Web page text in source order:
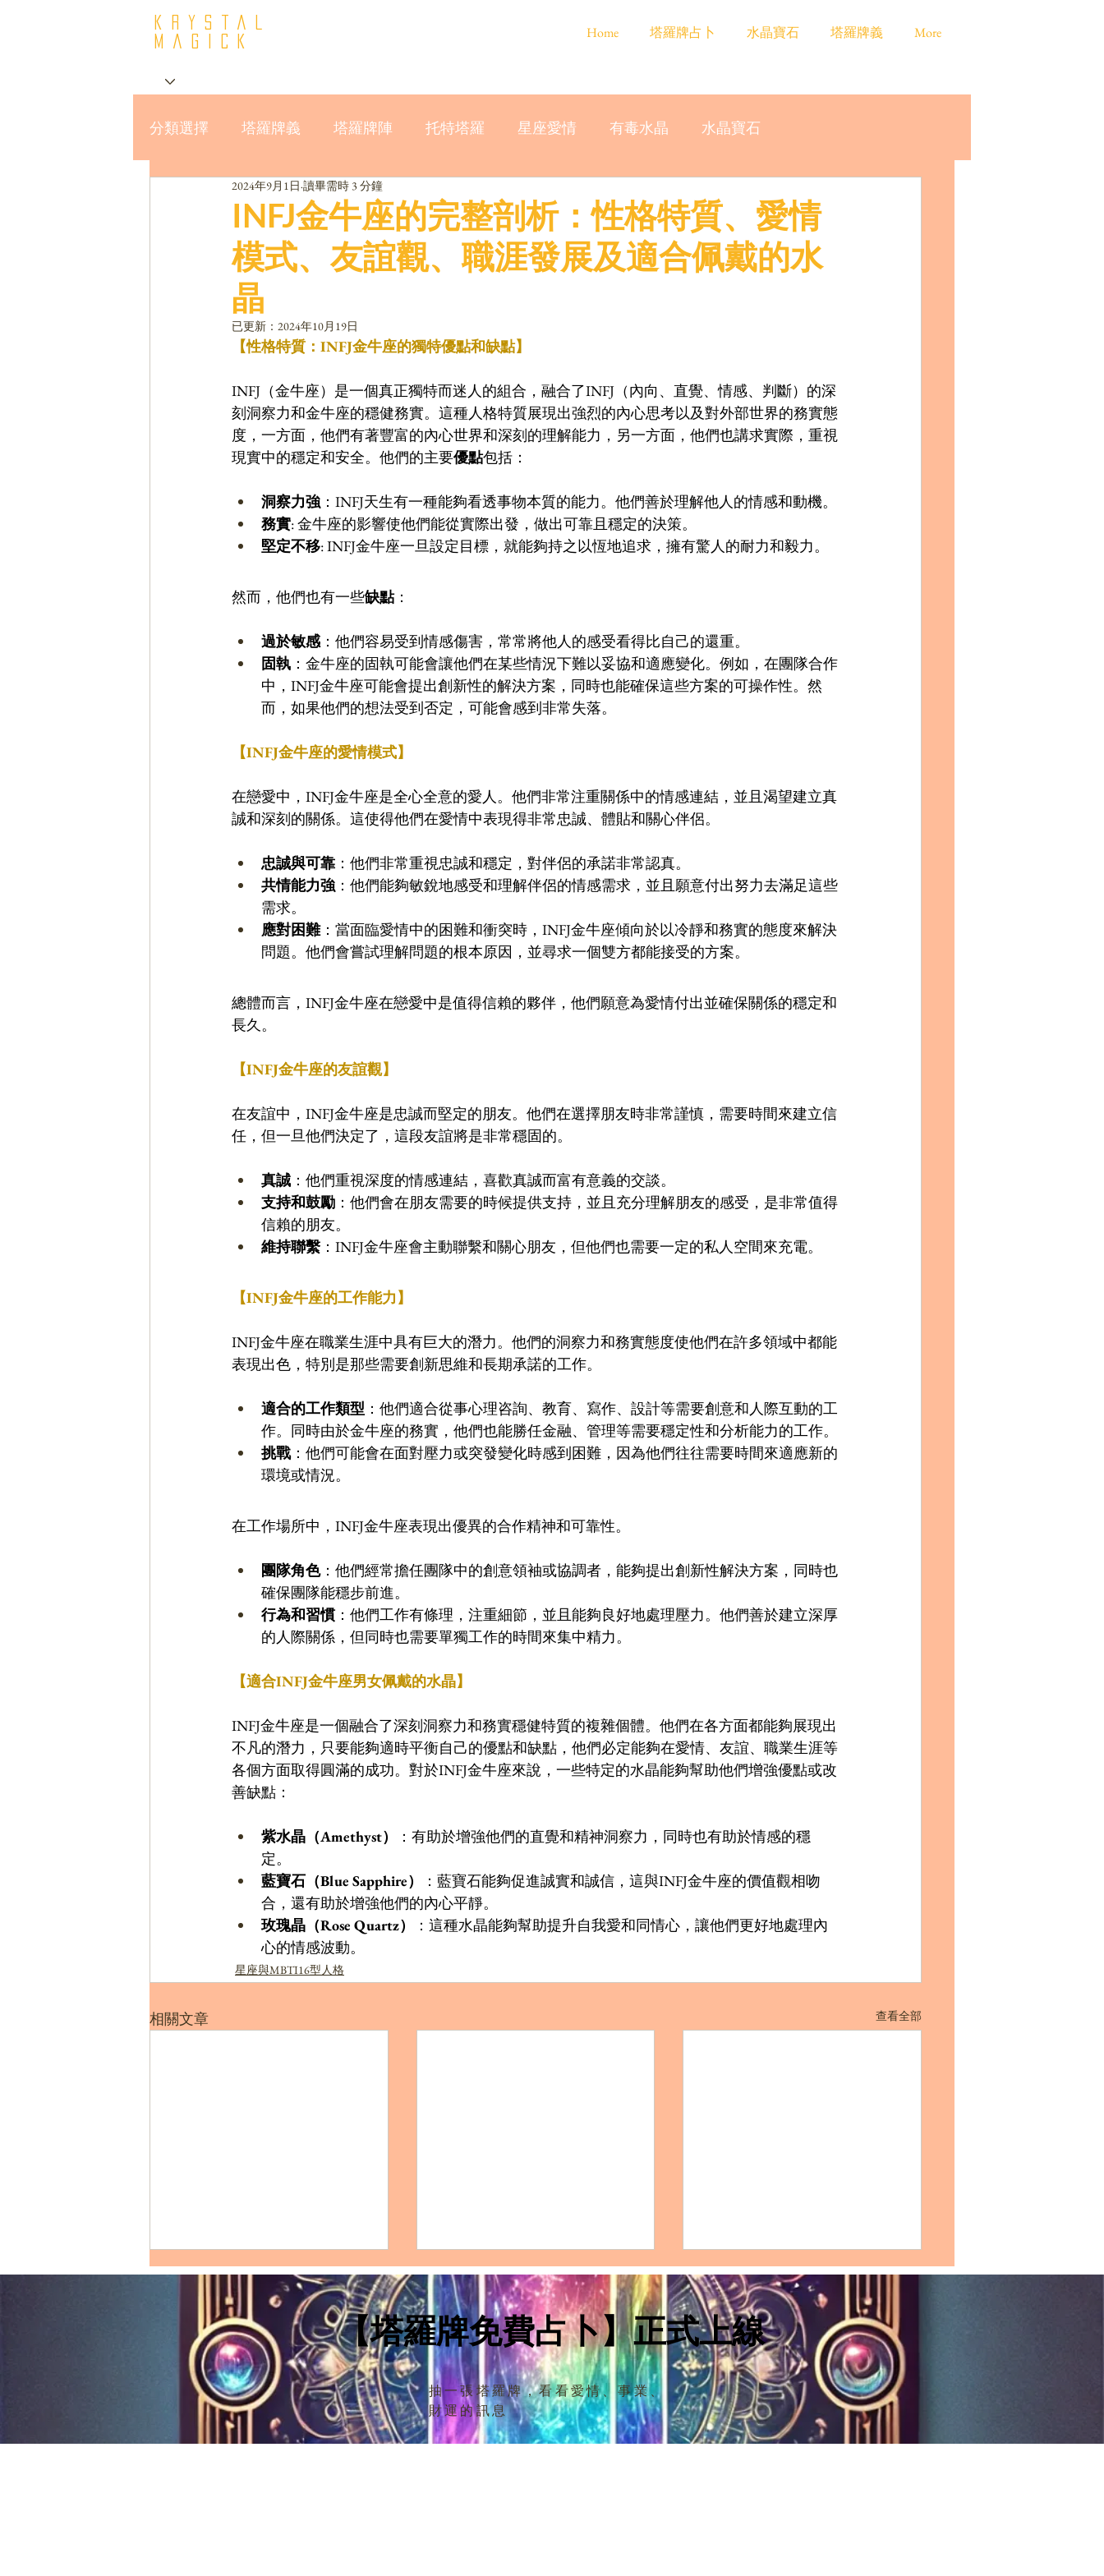
krystal
Magick
分類選擇 塔羅牌義 塔羅牌陣 托特塔羅 星座愛情 有毒水晶 水晶寶石
星座與MBTI16型人格
INFJ金牛座的完整剖析：性格特質、愛情
模式、友誼觀、職涯發展及適合佩戴的水
晶
2024年9月1日 讀畢需時 3 分鐘
已更新： 2024年10月19日
【性格特質：INFJ金牛座的獨特優點和缺點】
INFJ（金牛座）是一個真正獨特而迷人的組合，融合了INFJ（內向、直覺、情感、判斷）的深
刻洞察力和金牛座的穩健務實。這種人格特質展現出強烈的內心思考以及對外部世界的務實態
度，一方面，他們有著豐富的內心世界和深刻的理解能力，另一方面，他們也講求實際，重視
現實中的穩定和安全。他們的主要優點包括：
洞察力強 ：INFJ天生有一種能夠看透事物本質的能力。他們善於理解他人的情感和動機。
務實: 金牛座的影響使他們能從實際出發，做出可靠且穩定的決策。
堅定不移: INFJ金牛座一旦設定目標，就能夠持之以恆地追求，擁有驚人的耐力和毅力。
然而，他們也有一些缺點：
過於敏感：他們容易受到情感傷害，常常將他人的感受看得比自己的還重。
固執 ：金牛座的固執可能會讓他們在某些情況下難以妥協和適應變化。例如，在團隊合作
中，INFJ金牛座可能會提出創新性的解決方案，同時也能確保這些方案的可操作性。然
而，如果他們的想法受到否定，可能會感到非常失落。
【INFJ金牛座的愛情模式】
在戀愛中，INFJ金牛座是全心全意的愛人。他們非常注重關係中的情感連結，並且渴望建立真
誠和深刻的關係。這使得他們在愛情中表現得非常忠誠、體貼和關心伴侶。
忠誠與可靠 ：他們非常重視忠誠和穩定，對伴侶的承諾非常認真。
共情能力強 ：他們能夠敏銳地感受和理解伴侶的情感需求，並且願意付出努力去滿足這些
需求。
應對困難：當面臨愛情中的困難和衝突時，INFJ金牛座傾向於以冷靜和務實的態度來解決
問題。他們會嘗試理解問題的根本原因，並尋求一個雙方都能接受的方案。
總體而言，INFJ金牛座在戀愛中是值得信賴的夥伴，他們願意為愛情付出並確保關係的穩定和
長久。
【INFJ金牛座的友誼觀】
在友誼中，INFJ金牛座是忠誠而堅定的朋友。他們在選擇朋友時非常謹慎，需要時間來建立信
任，但一旦他們決定了，這段友誼將是非常穩固的。
真誠 ：他們重視深度的情感連結，喜歡真誠而富有意義的交談。
支持和鼓勵 ：他們會在朋友需要的時候提供支持，並且充分理解朋友的感受，是非常值得
信賴的朋友。
維持聯繫 ：INFJ金牛座會主動聯繫和關心朋友，但他們也需要一定的私人空間來充電。
【INFJ金牛座的工作能力】
INFJ金牛座在職業生涯中具有巨大的潛力。他們的洞察力和務實態度使他們在許多領域中都能
表現出色，特別是那些需要創新思維和長期承諾的工作。
適合的工作類型 ：他們適合從事心理咨詢、教育、寫作、設計等需要創意和人際互動的工
作。同時由於金牛座的務實，他們也能勝任金融、管理等需要穩定性和分析能力的工作。
挑戰：他們可能會在面對壓力或突發變化時感到困難，因為他們往往需要時間來適應新的
環境或情況。
在工作場所中，INFJ金牛座表現出優異的合作精神和可靠性。
團隊角色：他們經常擔任團隊中的創意領袖或協調者，能夠提出創新性解決方案，同時也
確保團隊能穩步前進。
行為和習慣：他們工作有條理，注重細節，並且能夠良好地處理壓力。他們善於建立深厚
的人際關係，但同時也需要單獨工作的時間來集中精力。
【適合INFJ金牛座男女佩戴的水晶】
INFJ金牛座是一個融合了深刻洞察力和務實穩健特質的複雜個體。他們在各方面都能夠展現出
不凡的潛力，只要能夠適時平衡自己的優點和缺點，他們必定能夠在愛情、友誼、職業生涯等
各個方面取得圓滿的成功。對於INFJ金牛座來說，一些特定的水晶能夠幫助他們增強優點或改
善缺點：
紫水晶（Amethyst）
：有助於增強他們的直覺和精神洞察力，同時也有助於情感的穩
定。
藍寶石（Blue Sapphire）
：藍寶石能夠促進誠實和誠信，這與INFJ金牛座的價值觀相吻
合，還有助於增強他們的內心平靜。
玫瑰晶（Rose Quartz）
：這種水晶能夠幫助提升自我愛和同情心，讓他們更好地處理內
心的情感波動。
星座與MBTI16型人格
相關文章 查看全部
INFJ水瓶座的完整剖析：性格
特質、愛情模式、友誼觀、職
涯發展及適合佩戴的水晶
【性格特質：INFJ水瓶座的獨特優
點和缺點】 INFJ 水瓶座，這兩種
特質的結合常常激發出一個極為獨
特的人格。他們兼具 INFJ 的深思
熟慮和水瓶座的創新精神。他們的
優點包括高情商、創造力和強烈的
直覺力。例如，INFJ...
INFJ白羊座的完整剖析：性格
特質、愛情模式、友誼觀、職
涯發展及適合佩戴的水晶
【性格特質：INFJ白羊座的獨特優
點和缺點】 INFJ（內向、直覺、
情感、判斷）與白羊座的組合形成
一個有趣且複雜的人格特質。他們
具有白羊座的活力和熱情，同時也
帶有INFJ的深度思考和強烈的內在
信念。 在團隊合作中， INFJ白羊
INFJ雙魚座的完整剖析：性格
特質、愛情模式、友誼觀、職
涯發展及適合佩戴的水晶
【性格特質：INFJ雙魚座的獨特優
點和缺點】 INFJ （內向、直覺、
感覺、判斷）和雙魚座的結合，形
成了一個充滿同情心、富有創造力
並且極具洞察力的人。他們擁有高
度的直覺能力，能够深刻理解他人
内心的感受，並且經常充當治癒者
【塔羅牌免費占卜】正式上線
抽一張塔羅牌，看看愛情、事業、
財運的訊息
Home 塔羅牌占卜 水晶寶石 塔羅牌義 More